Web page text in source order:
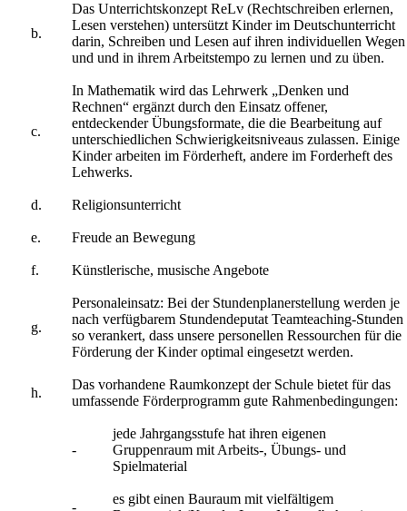
b.
Das Unterrichtskonzept ReLv (Rechtschreiben erlernen,
Lesen verstehen) untersützt Kinder im Deutschunterricht
darin, Schreiben und Lesen auf ihren individuellen Wegen
und und in ihrem Arbeitstempo zu lernen und zu üben.
c.
In Mathematik wird das Lehrwerk „Denken und
Rechnen“ ergänzt durch den Einsatz offener,
entdeckender Übungsformate, die die Bearbeitung auf
unterschiedlichen Schwierigkeitsniveaus zulassen. Einige
Kinder arbeiten im Förderheft, andere im Forderheft des
Lehwerks.
d. Religionsunterricht
e. Freude an Bewegung
f. Künstlerische, musische Angebote
g.
Personaleinsatz: Bei der Stundenplanerstellung werden je
nach verfügbarem Stundendeputat Teamteaching-Stunden
so verankert, dass unsere personellen Ressourchen für die
Förderung der Kinder optimal eingesetzt werden.
h.
Das vorhandene Raumkonzept der Schule bietet für das
umfassende Förderprogramm gute Rahmenbedingungen:
-
jede Jahrgangsstufe hat ihren eigenen
Gruppenraum mit Arbeits-, Übungs- und
Spielmaterial
-
es gibt einen Bauraum mit vielfältigem